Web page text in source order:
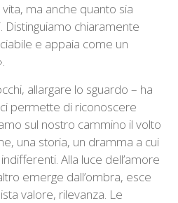
ma anche quanto sia
Distinguiamo chiaramente
e appaia come un
allargare lo sguardo – ha
permette di riconoscere
sul nostro cammino il volto
una storia, un dramma a cui
Alla luce dell’amore
emerge dall’ombra, esce
valore, rilevanza. Le